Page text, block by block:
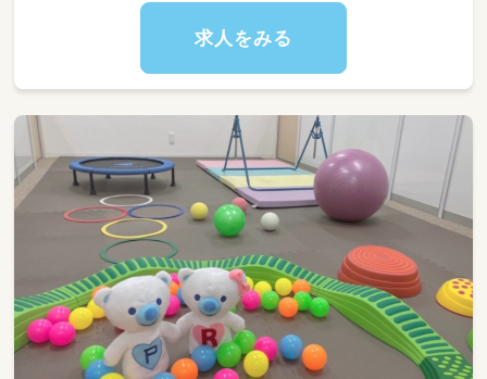
--------------------
LITALICOジュニアではABA（応用行動分析）に
や感覚だけでなく、理論的に支援を学ぶことが
また、入社時研修や、トレーナーによる育成体
制、Eラーニングでいつでも理論を学べる環境
などがあるため、未経験であっても質の高い支
援を提供できる仕組みが整っています。
--------------------
〇具体的な業務内容
--------------------
・お子さま一人ひとりに合わせた個別支援の実
施（指導員1名に対し1～4名程度の少人数制）
・保護者さまに対する支援（日々のお悩みの相談
また、利用者本人への支援だけでなく、ご家族の
休息支援（レスパイト）にもつながる、やりがい
・集団活動を中心とした療育支援
・生活スキルや社会性を育てるプログラム運営
・個別支援計画に基づく支援実施
・保護者支援・連携
・記録・評価業務（パソコン・タブレット使用）
★勤務イメージ（子どもの受け入れ時間）
平日
14：30〜18：00
土曜祝日
求人をみる